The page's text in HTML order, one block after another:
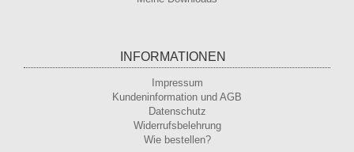
INFORMATIONEN
Impressum
Kundeninformation und AGB
Datenschutz
Widerrufsbelehrung
Wie bestellen?